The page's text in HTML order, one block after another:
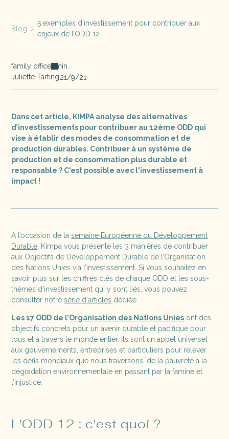
Blog
5 exemples d’investissement pour contribuer aux
enjeux de l’ODD 12
family office
min.
Juliette Tarting21/9/21
Dans cet article, KIMPA analyse des alternatives
d’investissements pour contribuer au 12ème ODD qui
vise à établir des modes de consommation et de
production durables. Contribuer à un système de
production et de consommation plus durable et
responsable ? C'est possible avec l'investissement à
impact !
A l’occasion de lasemaine Européenne du Développement
Durable , Kimpa vous présente les 3 manières de contribuer
aux Objectifs de Développement Durable de l’Organisation
des Nations Unies via l’investissement. Si vous souhaitez en
savoir plus sur les chiffres clés de chaque ODD et les sous-
thèmes d’investissement qui y sont liés, vous pouvez
consulter notresérie d'articles dédiée.
Les 17 ODD de l’Organisation des Nations Unies ont des
objectifs concrets pour un avenir durable et pacifique pour
tous et à travers le monde entier. Ils sont un appel universel
aux gouvernements, entreprises et particuliers pour relever
les défis mondiaux que nous traversons, de la pauvreté à la
dégradation environnementale en passant par la famine et
l’injustice.
L'ODD 12 : c'est quoi ?